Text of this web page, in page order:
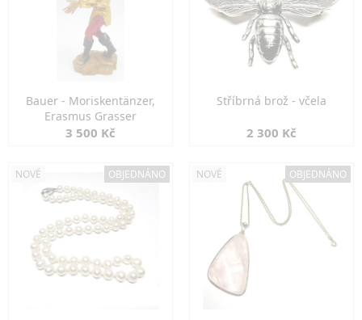
Bauer - Moriskentänzer,
Erasmus Grasser
3 500 Kč
Stříbrná brož - včela
2 300 Kč
NOVÉ OBJEDNÁNO NOVÉ OBJEDNÁNO